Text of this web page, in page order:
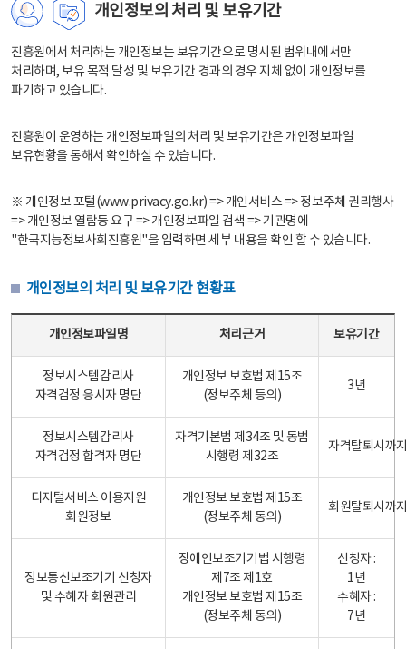
개인정보의 처리 및 보유기간
진흥원에서 처리하는 개인정보는 보유기간으로 명시된 범위내에서만
처리하며, 보유 목적 달성 및 보유기간 경과의 경우 지체 없이 개인정보를
파기하고 있습니다.
진흥원이 운영하는 개인정보파일의 처리 및 보유기간은 개인정보파일
보유현황을 통해서 확인하실 수 있습니다.
※ 개인정보 포털(www.privacy.go.kr) => 개인서비스 => 정보주체 권리행사
=> 개인정보 열람등 요구 => 개인정보파일 검색 => 기관명에
"한국지능정보사회진흥원"을 입력하면 세부 내용을 확인 할 수 있습니다.
개인정보의 처리 및 보유기간 현황표
개인정보파일명 처리근거 보유기간
정보시스템감리사
자격검정 응시자 명단
개인정보 보호법 제15조
(정보주체 등의)
3년
정보시스템감리사
자격검정 합격자 명단
자격기본법 제34조 및 동법
시행령 제32조
자격탈퇴시까
디지털서비스 이용지원
회원정보
개인정보 보호법 제15조
(정보주체 동의)
회원탈퇴시까
정보통신보조기기 신청자
및 수혜자 회원관리
장애인보조기기법 시행령
제7조 제1호
개인정보 보호법 제15조
(정보주체 동의)
신청자 :
1년
수혜자 :
7년